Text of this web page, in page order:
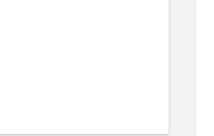
Faça
Founders
em créditos
como GitHub,
sua startup
você
e
seus